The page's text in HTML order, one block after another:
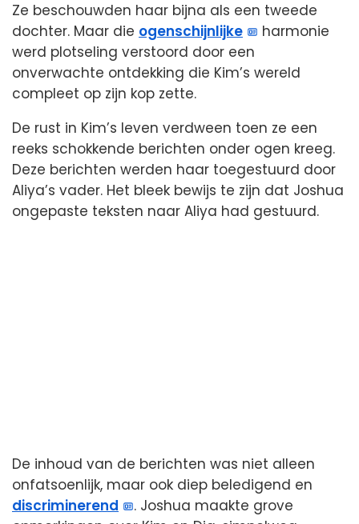
Ze beschouwden haar bijna als een tweede
dochter. Maar die ogenschijnlijke
harmonie
werd plotseling verstoord door een
onverwachte ontdekking die Kim’s wereld
compleet op zijn kop zette.
De rust in Kim’s leven verdween toen ze een
reeks schokkende berichten onder ogen kreeg.
Deze berichten werden haar toegestuurd door
Aliya’s vader. Het bleek bewijs te zijn dat Joshua
ongepaste teksten naar Aliya had gestuurd.
De inhoud van de berichten was niet alleen
onfatsoenlijk, maar ook diep beledigend en
discriminerend
. Joshua maakte grove